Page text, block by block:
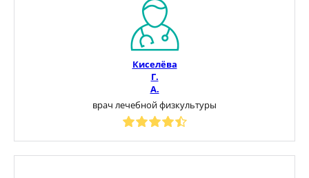
Киселёва
Г.
А.
врач лечебной физкультуры